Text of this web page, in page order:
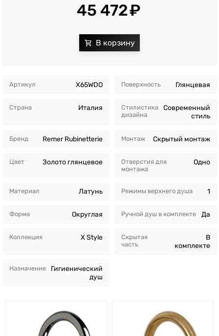
Артикул X65WDO
Страна Италия
Бренд Remer Rubinetterie
Цвет Золото глянцевое
Материал Латунь
Форма Округлая
Коллекция X Style
Назначение
Гигиенический
душ
Поверхность Глянцевая
Стилистика
дизайна
Современный
стиль
Монтаж Скрытый монтаж
Отверстия для
монтажа
Одно
Режимы верхнего душа 1
Ручной душ в комплекте Да
Скрытая
часть
В
комплекте
45 472